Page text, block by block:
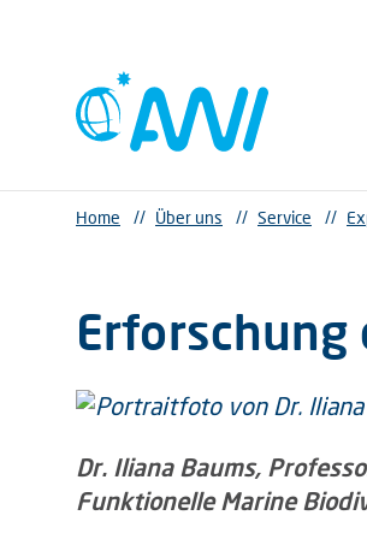
Home // Über uns // Service //
Dr. Iliana Baums,
Funktionelle Marine